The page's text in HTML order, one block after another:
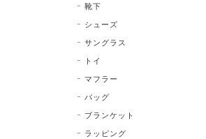
靴下
シューズ
サングラス
トイ
マフラー
バッグ
ブランケット
ラッピング